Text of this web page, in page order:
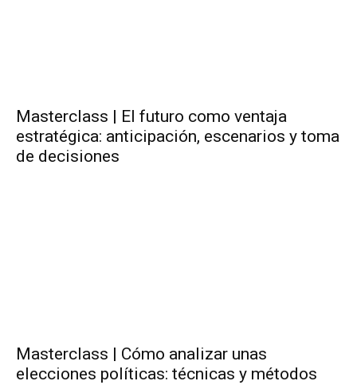
Masterclass | El futuro como ventaja
estratégica: anticipación, escenarios y toma
de decisiones
Masterclass | Cómo analizar unas
elecciones políticas: técnicas y métodos